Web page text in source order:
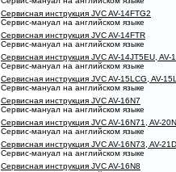
Сервисная инструкция JVC AV-14FTG2
Сервис-мануал на английском языке
Сервисная инструкция JVC AV-14FTR
Сервис-мануал на английском языке
Сервисная инструкция JVC AV-14JT5EU,
Сервис-мануал на английском языке
Сервисная инструкция JVC AV-15LCG, AV-
Сервис-мануал на английском языке
Сервисная инструкция JVC AV-16N7
Сервис-мануал на английском языке
Сервисная инструкция JVC AV-16N71, AV-
Сервис-мануал на английском языке
Сервисная инструкция JVC AV-16N73, AV-
Сервис-мануал на английском языке
Сервисная инструкция JVC AV-16N8